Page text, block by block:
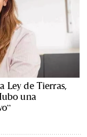
Ley de Tierras,
una